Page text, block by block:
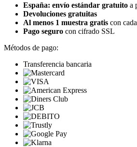
España: envío estándar gratuito a
Devoluciones gratuitas
Al menos 1 muestra gratis con
Pago seguro con cifrado SSL
Métodos de pago:
Transferencia bancaria